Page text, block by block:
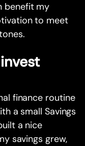
benefit my
to meet
finance routine
a small Savings
a nice
savings grew,